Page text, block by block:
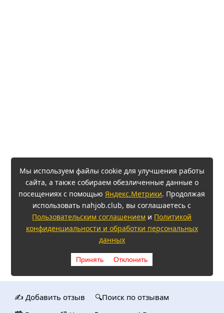
Мы используем файлы cookie для улучшения работы
сайта, а также собираем обезличенные данные о
посещениях с помощьюЯндекс.Метрики. Продолжая
использовать nahjob.club, вы соглашаетесь с
Пользовательским соглашением и Политикой
конфиденциальности и обработки персональных
данных
Принять Отклонить
✍️ Добавить отзыв
🔍Поиск по отзывам